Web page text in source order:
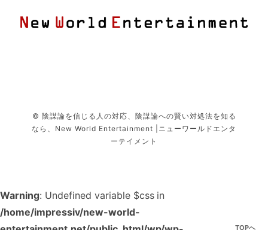
TOPへ
© 陰謀論を信じる人の対応、陰謀論への賢い対処法を知る
なら、New World Entertainment |ニューワールドエンタ
ーテイメント
Warning: Undefined variable $css in
/home/impressiv/new-world-